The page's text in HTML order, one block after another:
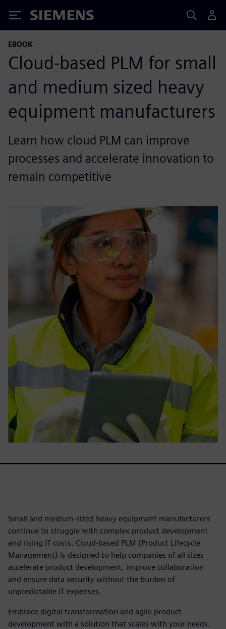
Siemens
EBOOK
Cloud-based PLM for small
and medium sized heavy
equipment manufacturers
Learn how cloud PLM can improve
processes and accelerate innovation to
remain competitive
Small and medium-sized heavy equipment manufacturers
continue to struggle with complex product development
and rising IT costs. Cloud-based PLM (Product Lifecycle
Management) is designed to help companies of all sizes
accelerate product development, improve collaboration
and ensure data security without the burden of
unpredictable IT expenses.
Embrace digital transformation and agile product
development with a solution that scales with your needs.